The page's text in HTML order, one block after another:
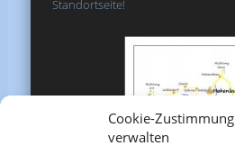
Cookie-Zustimmung
verwalten
Standortseite!